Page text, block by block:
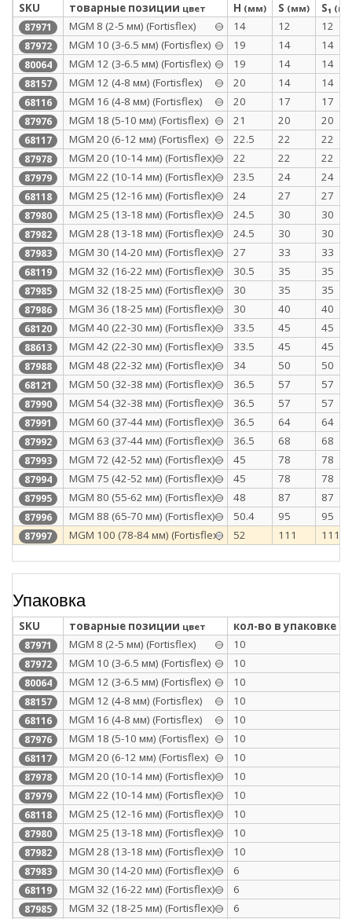
SKU товарные позиции цвет H (мм) S (мм) S₁
87971 МGM 8 (2-5 мм) (Fortisflex) 14 12 12
87972 МGM 10 (3-6.5 мм) (Fortisflex) 19 14 14
80064 MGM 12 (3-6.5 мм) (Fortisflex) 19 14 14
88157 МGM 12 (4-8 мм) (Fortisflex) 20 14 14
68116 MGM 16 (4-8 мм) (Fortisflex) 20 17 17
87976 МGM 18 (5-10 мм) (Fortisflex) 21 20 20
68117 MGM 20 (6-12 мм) (Fortisflex) 22.5 22 22
87978 МGM 20 (10-14 мм) (Fortisflex) 22 22 22
87979 МGM 22 (10-14 мм) (Fortisflex) 23.5 24 24
68118 MGM 25 (12-16 мм) (Fortisflex) 24 27 27
87980 МGM 25 (13-18 мм) (Fortisflex) 24.5 30 30
87982 МGM 28 (13-18 мм) (Fortisflex) 24.5 30 30
87983 МGM 30 (14-20 мм) (Fortisflex) 27 33 33
68119 MGM 32 (16-22 мм) (Fortisflex) 30.5 35 35
87985 МGM 32 (18-25 мм) (Fortisflex) 30 35 35
87986 МGM 36 (18-25 мм) (Fortisflex) 30 40 40
68120 MGM 40 (22-30 мм) (Fortisflex) 33.5 45 45
88613 МGM 42 (22-30 мм) (Fortisflex) 33.5 45 45
87988 МGM 48 (22-32 мм) (Fortisflex) 34 50 50
68121 MGM 50 (32-38 мм) (Fortisflex) 36.5 57 57
87990 МGM 54 (32-38 мм) (Fortisflex) 36.5 57 57
87991 МGM 60 (37-44 мм) (Fortisflex) 36.5 64 64
87992 МGM 63 (37-44 мм) (Fortisflex) 36.5 68 68
87993 МGM 72 (42-52 мм) (Fortisflex) 45 78 78
87994 МGM 75 (42-52 мм) (Fortisflex) 45 78 78
87995 МGM 80 (55-62 мм) (Fortisflex) 48 87 87
87996 МGM 88 (65-70 мм) (Fortisflex) 50.4 95 95
87997 МGM 100 (78-84 мм) (Fortisflex) 52 111 111
Упаковка
SKU товарные позиции цвет кол-во в упаковке
87971 МGM 8 (2-5 мм) (Fortisflex) 10
87972 МGM 10 (3-6.5 мм) (Fortisflex) 10
80064 MGM 12 (3-6.5 мм) (Fortisflex) 10
88157 МGM 12 (4-8 мм) (Fortisflex) 10
68116 MGM 16 (4-8 мм) (Fortisflex) 10
87976 МGM 18 (5-10 мм) (Fortisflex) 10
68117 MGM 20 (6-12 мм) (Fortisflex) 10
87978 МGM 20 (10-14 мм) (Fortisflex) 10
87979 МGM 22 (10-14 мм) (Fortisflex) 10
68118 MGM 25 (12-16 мм) (Fortisflex) 10
87980 МGM 25 (13-18 мм) (Fortisflex) 10
87982 МGM 28 (13-18 мм) (Fortisflex) 10
87983 МGM 30 (14-20 мм) (Fortisflex) 6
68119 MGM 32 (16-22 мм) (Fortisflex) 6
87985 МGM 32 (18-25 мм) (Fortisflex) 6